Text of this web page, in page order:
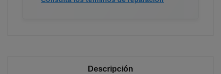
Descripción